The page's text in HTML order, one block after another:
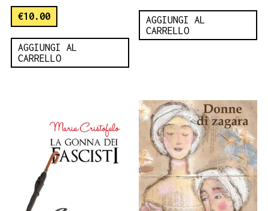
€10.00
AGGIUNGI AL
CARRELLO
AGGIUNGI AL
CARRELLO